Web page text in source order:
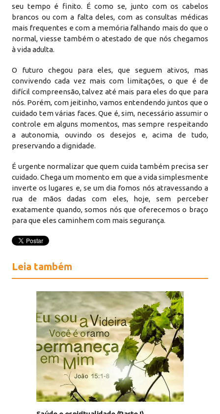
seu tempo é finito. É como se, junto com os cabelos
brancos ou com a falta deles, com as consultas médicas
mais frequentes e com a memória falhando mais do que o
normal, viesse também o atestado de que nós chegamos
à vida adulta.
O futuro chegou para eles, que seguem ativos, mas
convivendo cada vez mais com limitações, o que é de
difícil compreensão, talvez até mais para eles do que para
nós. Porém, com jeitinho, vamos entendendo juntos que o
cuidado tem várias faces. Que é, sim, necessário assumir o
controle em alguns momentos, mas sempre respeitando
a autonomia, ouvindo os desejos e, acima de tudo,
preservando a dignidade.
É urgente normalizar que quem cuida também precisa ser
cuidado. Chega um momento em que a vida simplesmente
inverte os lugares e, se um dia fomos nós atravessando a
rua de mãos dadas com eles, hoje, sem perceber
exatamente quando, somos nós que oferecemos o braço
para que eles caminhem com mais segurança.
Leia também